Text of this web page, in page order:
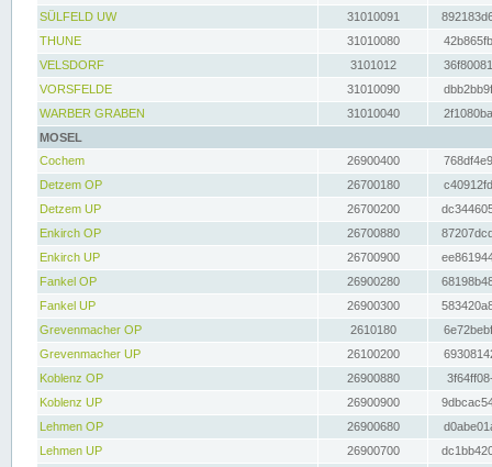
SÜLFELD UW
31010091
THUNE
31010080
VELSDORF
3101012
VORSFELDE
31010090
WARBER GRABEN
31010040
MOSEL
Cochem
26900400
Detzem OP
26700180
Detzem UP
26700200
Enkirch OP
26700880
Enkirch UP
26700900
Fankel OP
26900280
Fankel UP
26900300
Grevenmacher OP
2610180
Grevenmacher UP
26100200
Koblenz OP
26900880
Koblenz UP
26900900
Lehmen OP
26900680
Lehmen UP
26900700